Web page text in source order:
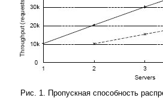
Рис. 1. Пропускная способность